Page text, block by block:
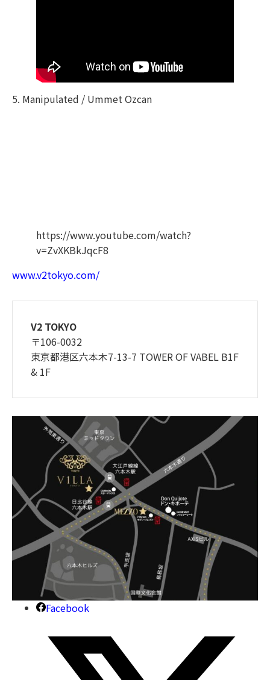
5. Manipulated / Ummet Ozcan
https://www.youtube.com/watch?
v=ZvXKBkJqcF8
www.v2tokyo.com/
V2 TOKYO
〒106-0032
東京都港区六本木7-13-7 TOWER OF VABEL B1F
& 1F
Facebook